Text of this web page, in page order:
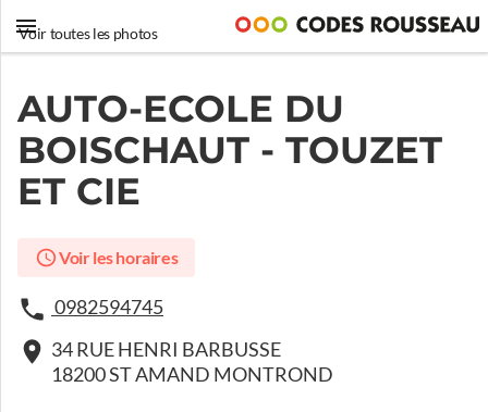
Voir toutes les photos
AUTO-ECOLE DU
BOISCHAUT - TOUZET
ET CIE
Voir les horaires
0982594745
34 RUE HENRI BARBUSSE
18200 ST AMAND MONTROND